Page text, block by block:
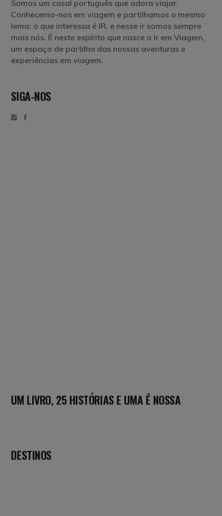
Somos um casal português que adora viajar.
Conhecemo-nos em viagem e partilhamos o mesmo
lema: o que interessa é IR, e nesse ir somos sempre
mais nós. É neste espírito que nasce o Ir em Viagem,
um espaço de partilha das nossas aventuras e
experiências em viagem.
SIGA-NOS
UM LIVRO, 25 HISTÓRIAS E UMA É NOSSA
DESTINOS